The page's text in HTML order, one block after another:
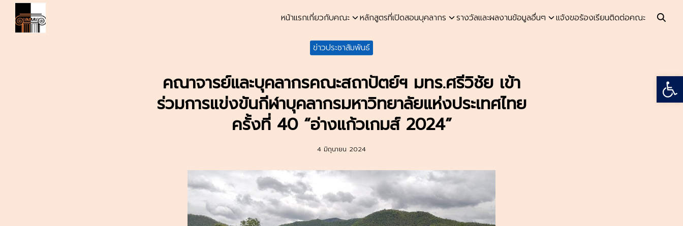
content
หน้าแรกเกี่ยวกับคณะ หลักสูตรที่เปิดสอนบุคลากร รางวัลและผลงานข้อมูลอื่นๆ แจ้งขอร้องเรียนติดต่อคณะ
ข่าวประชาสัมพันธ์
คณาจารย์และบุคลากรคณะสถาปัตย์ฯ มทร.ศรีวิชัย เข้า
ร่วมการแข่งขันกีฬาบุคลากรมหาวิทยาลัยแห่งประเทศไทย
ครั้งที่ 40 “อ่างแก้วเกมส์ 2024”
4 มิถุนายน 2024